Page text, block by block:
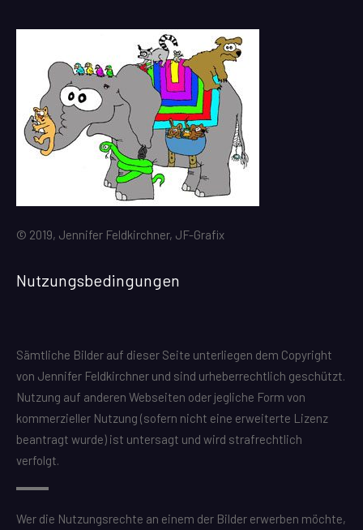
© 2019, Jennifer Feldkirchner, JF-Grafix
Nutzungsbedingungen
Sämtliche Bilder auf dieser Seite unterliegen dem Copyright
von Jennifer Feldkirchner und sind urheberrechtlich geschützt.
Nutzung auf anderen Webseiten oder jegliche Form von
kommerzieller Nutzung (sofern nicht eine erweiterte Lizenz
beantragt wurde) ist untersagt und wird strafrechtlich
verfolgt.
Wer die Nutzungsrechte an einem der Bilder erwerben möchte,